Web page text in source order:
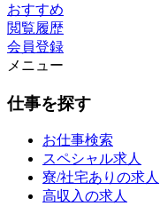
おすすめ
閲覧履歴
会員登録
メニュー
仕事を探す
お仕事検索
スペシャル求人
寮/社宅ありの求人
高収入の求人